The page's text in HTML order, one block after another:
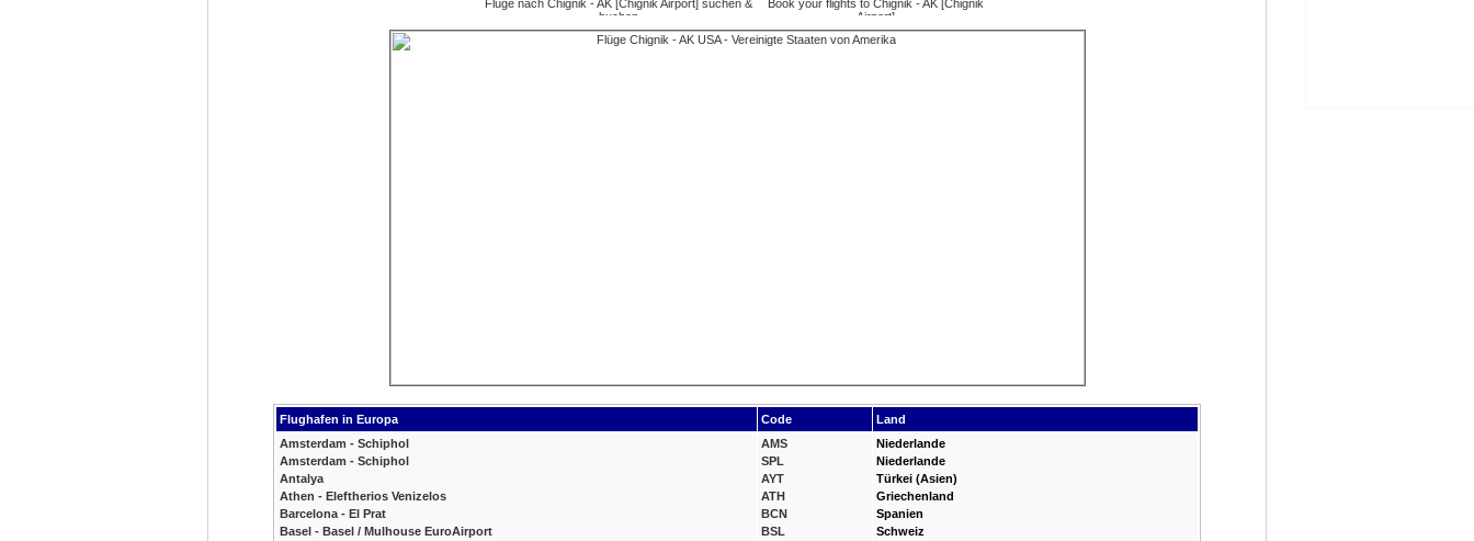
Flughafen in Europa Code
Land
Amsterdam - Schiphol
Amsterdam - Schiphol
Antalya
Athen - Eleftherios Venizelos
Barcelona - El Prat
Basel - Basel / Mulhouse EuroAirport
AMS
SPL
AYT
ATH
BCN
BSL
Niederlande
Niederlande
Türkei (Asien)
Griechenland
Spanien
Schweiz